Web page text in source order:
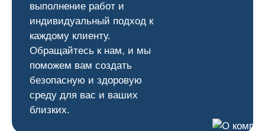
выполнение работ и
индивидуальный подход к
каждому клиенту.
Обращайтесь к нам, и мы
поможем вам создать
безопасную и здоровую
среду для вас и ваших
близких.